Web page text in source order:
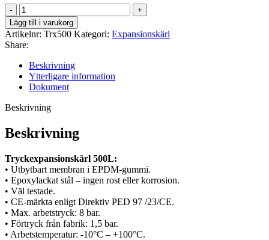
Tryckexpansionskärl
500L
mängd
Lägg till i varukorg
Artikelnr: Trx500 Kategori: Expansionskärl
Share:
Beskrivning
Ytterligare information
Dokument
Beskrivning
Beskrivning
Tryckexpansionskärl 500L:
• Utbytbart membran i EPDM-gummi.
• Epoxylackat stål – ingen rost eller korrosion.
• Väl testade.
• CE-märkta enligt Direktiv PED 97 /23/CE.
• Max. arbetstryck: 8 bar.
• Förtryck från fabrik: 1,5 bar.
• Arbetstemperatur: -10°C – +100°C.